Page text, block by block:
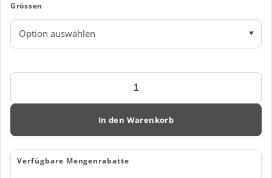
Grössen
Engel
Weste
Reissverschluss
240
In den Warenkorb
Verfügbare Mengenrabatte